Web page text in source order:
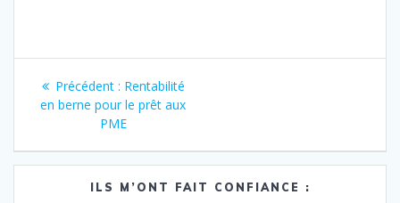
Navigation
de
l’article
Précédent : Article
précédent
:
Rentabilité
en berne pour le prêt aux
PME
ILS M’ONT FAIT CONFIANCE :